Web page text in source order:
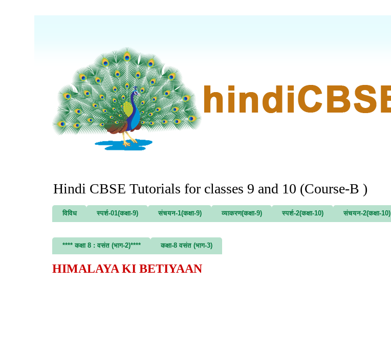
Hindi CBSE Tutorials for classes 9 and 10 (Course-B )
विविध स्पर्श-01(कक्षा-9) संचयन-1(कक्षा-9) व्याकरण(कक्षा-9) स्पर्श-2(कक्षा-10) संचयन-2(कक्षा-10)
**** कक्षा 8 : वसंत (भाग-2)**** कक्षा-8 वसंत (भाग-3)
HIMALAYA KI BETIYAAN